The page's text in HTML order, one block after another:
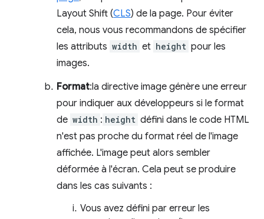
Layout Shift (CLS) de la page. Pour éviter
cela, nous vous recommandons de spécifier
les attributs width et height pour les
images.
Format:la directive image génère une erreur
pour indiquer aux développeurs si le format
de width : height défini dans le code HTML
n'est pas proche du format réel de l'image
affichée. L'image peut alors sembler
déformée à l'écran. Cela peut se produire
dans les cas suivants :
Vous avez défini par erreur les